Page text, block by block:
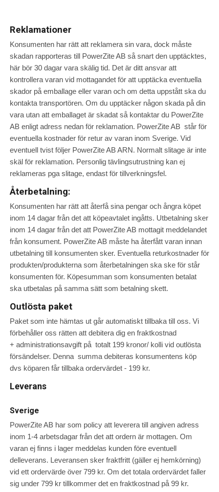
Reklamationer
Konsumenten har rätt att reklamera sin vara, dock måste
skadan rapporteras till PowerZite AB så snart den upptäcktes,
här bör 30 dagar vara skälig tid. Det är ditt ansvar att
kontrollera varan vid mottagandet för att upptäcka eventuella
skador på emballage eller varan och om detta uppstått ska du
kontakta transportören. Om du upptäcker någon skada på din
vara utan att emballaget är skadat så kontaktar du PowerZite
AB enligt adress nedan för reklamation. PowerZite AB står för
eventuella kostnader för retur av varan inom Sverige. Vid
eventuell tvist följer PowerZite AB ARN. Normalt slitage är inte
skäl för reklamation. Personlig tävlingsutrustning kan ej
reklameras pga slitage, endast för tillverkningsfel.
Återbetalning:
Konsumenten har rätt att återfå sina pengar och ångra köpet
inom 14 dagar från det att köpeavtalet ingåtts. Utbetalning sker
inom 14 dagar från det att PowerZite AB mottagit meddelandet
från konsument. PowerZite AB måste ha återfått varan innan
utbetalning till konsumenten sker. Eventuella returkostnader för
produkten/produkterna som återbetalningen ska ske för står
konsumenten för. Köpesumman som konsumenten betalat
ska utbetalas på samma sätt som betalning skett.
Outlösta paket
Paket som inte hämtas ut går automatiskt tillbaka till oss. Vi
förbehåller oss rätten att debitera dig en fraktkostnad
+ administrationsavgift på totalt 199 kronor/ kolli vid outlösta
försändelser. Denna summa debiteras konsumentens köp
dvs köparen får tillbaka ordervärdet - 199 kr.
Leverans
Sverige
PowerZite AB har som policy att leverera till angiven adress
inom 1-4 arbetsdagar från det att ordern är mottagen. Om
varan ej finns i lager meddelas kunden före eventuell
delleverans. Leveransen sker fraktfritt (gäller ej hemkörning)
vid ett ordervärde över 799 kr. Om det totala ordervärdet faller
sig under 799 kr tillkommer det en fraktkostnad på 99 kr.